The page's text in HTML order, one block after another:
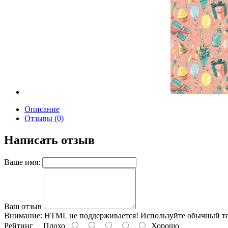
Описание
Отзывы (0)
Написать отзыв
Ваше имя:
Ваш отзыв
Внимание: HTML не поддерживается! Используйте обычный
Рейтинг Плохо Хорошо